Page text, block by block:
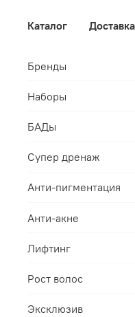
Каталог
Бренды
Наборы
БАДы
Супер дренаж
Анти-пигментация
Анти-акне
Лифтинг
Рост волос
Эксклюзив